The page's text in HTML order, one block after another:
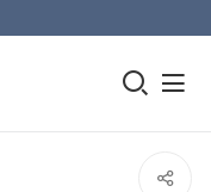
모
SNS